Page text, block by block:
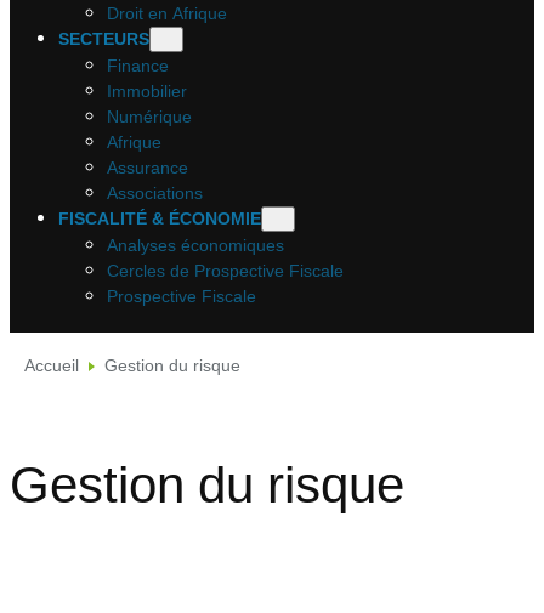
Droit en Afrique
SECTEURS
Finance
Immobilier
Numérique
Afrique
Assurance
Associations
FISCALITÉ & ÉCONOMIE
Analyses économiques
Cercles de Prospective Fiscale
Prospective Fiscale
Accueil Gestion du risque
Gestion du risque